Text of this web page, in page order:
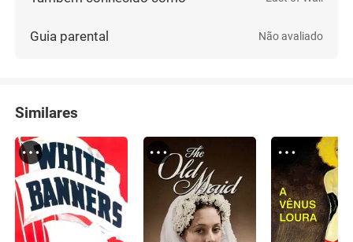
Guia parental Não avaliado
Similares